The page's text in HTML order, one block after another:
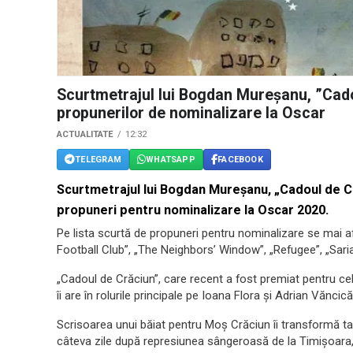
Scurtmetrajul lui Bogdan Mureșanu,
propunerilor de nominalizare la Oscar
ACTUALITATE 12:32
TELEGRAM WHATSAPP FACEBOOK
Scurtmetrajul lui Bogdan Mureşanu, „Cadoul de
propuneri pentru nominalizare la Oscar 2020.
Pe lista scurtă de propuneri pentru nominalizare se mai
Football Club”, „The Neighbors’ Window”, „Refugee”,
„Cadoul de Crăciun”, care recent a fost premiat pentru
îi are în rolurile principale pe Ioana Flora și Adrian
Scrisoarea unui băiat pentru Moș Crăciun îi transformă
câteva zile după represiunea sângeroasă de la